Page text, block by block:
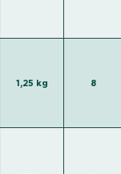
1,25 kg 8